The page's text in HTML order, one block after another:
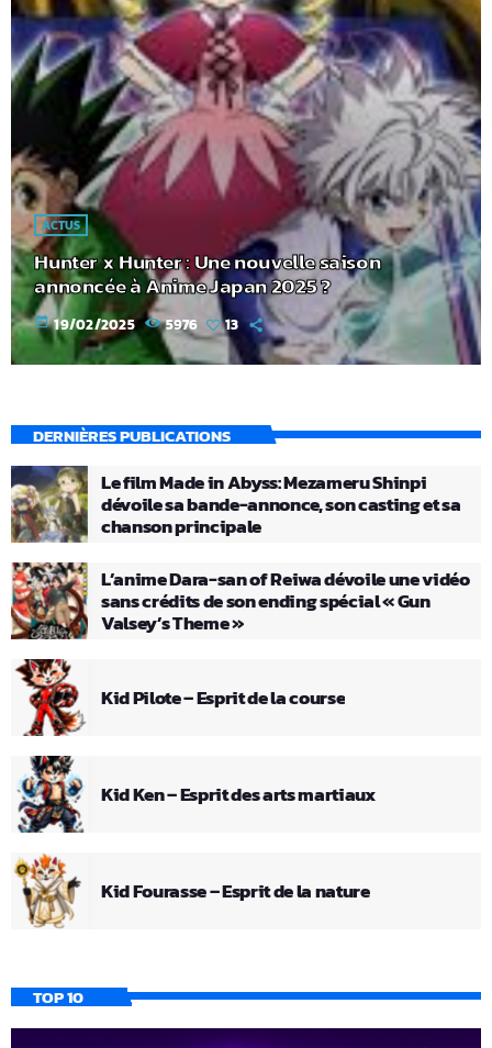
ACTUS
Hunter x Hunter : Une nouvelle saison
annoncée à Anime Japan 2025 ?
today 19/02/2025 5976 13
DERNIÈRES PUBLICATIONS
Le film Made in Abyss: Mezameru Shinpi
dévoile sa bande-annonce, son casting et sa
chanson principale
L’anime Dara-san of Reiwa dévoile une vidéo
sans crédits de son ending spécial « Gun
Valsey’s Theme »
Kid Pilote – Esprit de la course
Kid Ken – Esprit des arts martiaux
Kid Fourasse – Esprit de la nature
TOP 10